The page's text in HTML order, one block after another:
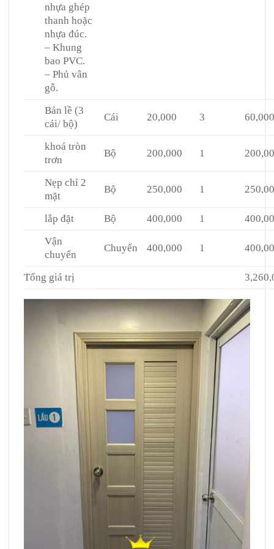
nhựa ghép
thanh hoặc
nhựa đúc.
– Khung
bao PVC.
– Phủ vân
gỗ.
Bản lề (3
cái/ bộ)
Cái 20,000 3
khoá tròn
trơn
Bộ 200,000 1
Nẹp chỉ 2
mặt
Bộ 250,000 1
lắp đặt Bộ 400,000 1
Vận
chuyển
Chuyến 400,000 1
Tổng giá trị